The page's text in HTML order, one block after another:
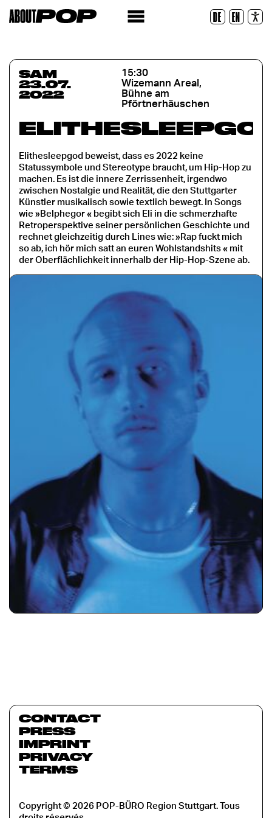
DE EN
Réinitialiser
SAM
23.07.
2022
15:30
Wizemann Areal,
Bühne am
Pförtnerhäuschen
Elithesleepgod beweist, dass es 2022 keine
Statussymbole und Stereotype braucht, um Hip-Hop zu
machen. Es ist die innere Zerrissenheit, irgendwo
zwischen Nostalgie und Realität, die den Stuttgarter
Künstler musikalisch sowie textlich bewegt. In Songs
wie »Belphegor « begibt sich Eli in die schmerzhafte
Retroperspektive seiner persönlichen Geschichte und
rechnet gleichzeitig durch Lines wie: »Rap fuckt mich
so ab, ich hör mich satt an euren Wohlstandshits « mit
der Oberflächlichkeit innerhalb der Hip-Hop-Szene ab.
CONTACT
PRESS
IMPRINT
PRIVACY
TERMS
Copyright © 2026 POP-BÜRO Region Stuttgart. Tous